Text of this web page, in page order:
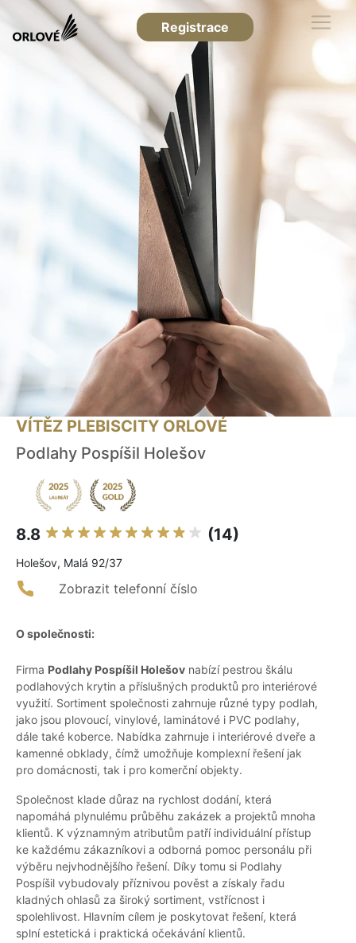
Registrace
VÍTĚZ PLEBISCITY ORLOVÉ
Podlahy Pospíšil Holešov
8.8 (14)
Holešov, Malá 92/37
Zobrazit telefonní číslo
O společnosti:
Firma Podlahy Pospíšil Holešov nabízí pestrou škálu
podlahových krytin a příslušných produktů pro interiérové
využití. Sortiment společnosti zahrnuje různé typy podlah,
jako jsou plovoucí, vinylové, laminátové i PVC podlahy,
dále také koberce. Nabídka zahrnuje i interiérové dveře a
kamenné obklady, čímž umožňuje komplexní řešení jak
pro domácnosti, tak i pro komerční objekty.
Společnost klade důraz na rychlost dodání, která
napomáhá plynulému průběhu zakázek a projektů mnoha
klientů. K významným atributům patří individuální přístup
ke každému zákazníkovi a odborná pomoc personálu při
výběru nejvhodnějšího řešení. Díky tomu si Podlahy
Pospíšil vybudovaly příznivou pověst a získaly řadu
kladných ohlasů za široký sortiment, vstřícnost i
spolehlivost. Hlavním cílem je poskytovat řešení, která
splní estetická i praktická očekávání klientů.